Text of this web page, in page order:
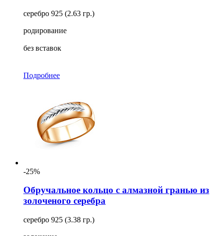
серебро 925 (2.63 гр.)
родирование
без вставок
Подробнее
-25%
Обручальное кольцо с алмазной гранью из
золоченого серебра
серебро 925 (3.38 гр.)